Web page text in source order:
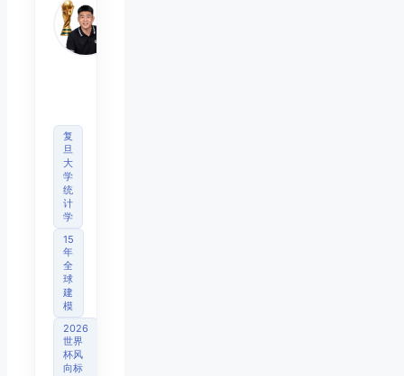
复
旦
大
学
统
计
学
15
年
全
球
建
模
2026
世界
杯风
向标